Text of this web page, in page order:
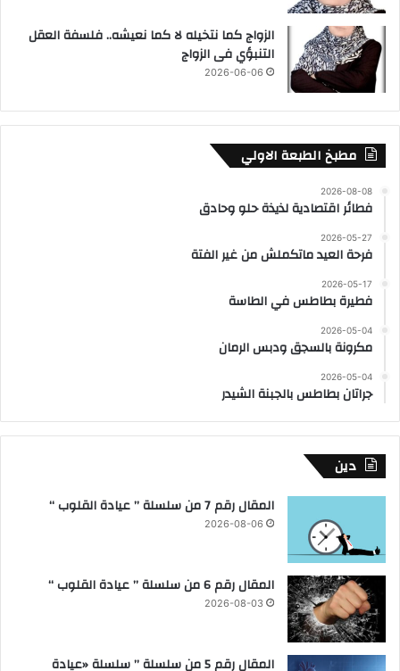
الزواج كما نتخيله لا كما نعيشه.. فلسفة العقل
التنبؤي فى الزواج
2026-06-06
مطبخ الطبعة الاولي
2026-08-08
فطائر اقتصادية لذيذة حلو وحادق
2026-05-27
فرحة العيد ماتكملش من غير الفتة
2026-05-17
فطيرة بطاطس في الطاسة
2026-05-04
مكرونة بالسجق ودبس الرمان
2026-05-04
جراتان بطاطس بالجبنة الشيدر
دين
المقال رقم 7 من سلسلة ” عيادة القلوب “
2026-08-06
المقال رقم 6 من سلسلة ” عيادة القلوب “
2026-08-03
المقال رقم 5 من سلسلة ” سلسلة «عيادة